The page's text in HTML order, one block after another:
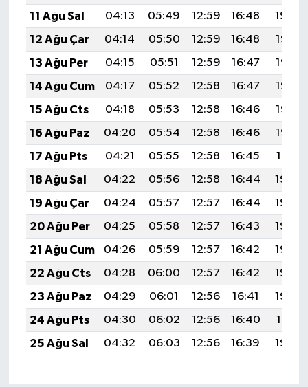
11 Ağu Sal
04:13 05:49 12:59 16:48
19:59
12 Ağu Çar
04:14 05:50 12:59 16:48
19:57
13 Ağu Per
04:15 05:51 12:59 16:47
19:56
14 Ağu Cum
04:17 05:52 12:58 16:47
19:55
15 Ağu Cts
04:18 05:53 12:58 16:46
19:53
16 Ağu Paz
04:20 05:54 12:58 16:46
19:52
17 Ağu Pts
04:21 05:55 12:58 16:45
19:51
18 Ağu Sal
04:22 05:56 12:58 16:44
19:49
19 Ağu Çar
04:24 05:57 12:57 16:44
19:48
20 Ağu Per
04:25 05:58 12:57 16:43
19:46
21 Ağu Cum
04:26 05:59 12:57 16:42
19:45
22 Ağu Cts
04:28 06:00 12:57 16:42
19:44
23 Ağu Paz
04:29 06:01 12:56 16:41
19:42
24 Ağu Pts
04:30 06:02 12:56 16:40
19:41
25 Ağu Sal
04:32 06:03 12:56 16:39 19:39